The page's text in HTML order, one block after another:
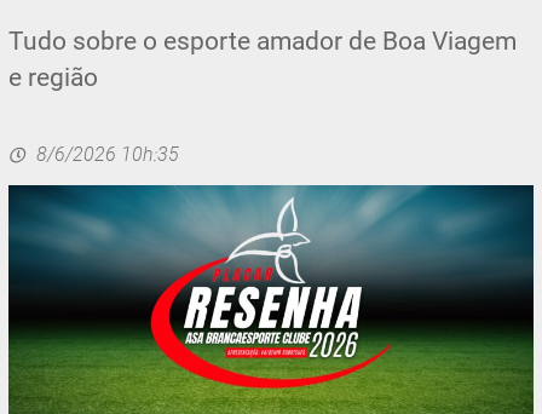
Tudo sobre o esporte amador de Boa Viagem
e região
8/6/2026 10h:35